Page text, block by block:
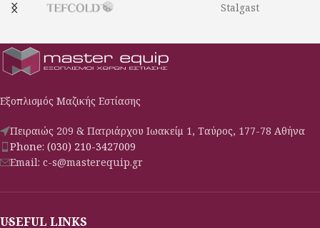
Stalgast
Εξοπλισμός Μαζικής Εστίασης
Πειραιώς 209 & Πατριάρχου Ιωακείμ 1, Ταύρος, 177-78 Αθήνα
Phone: (030) 210-3427009
Email: c-s@masterequip.gr
USEFUL LINKS